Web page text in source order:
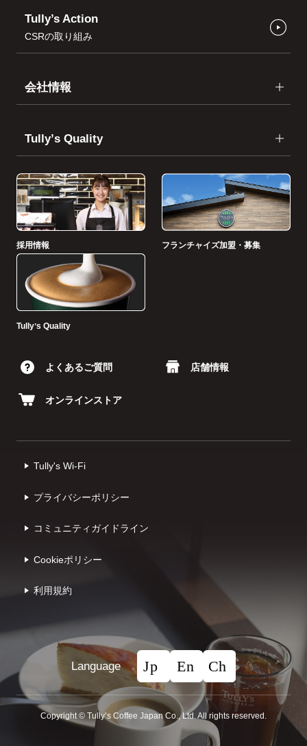
Tully’s Action
CSRの取り組み
会社情報
Tullyʼs Quality
採用情報 フランチャイズ加盟・募集
Tullyʼs Quality
よくあるご質問 店舗情報
オンラインストア
Tully's Wi-Fi
プライバシーポリシー
コミュニティガイドライン
Cookieポリシー
利⽤規約
Language
Copyright © Tullyʼs Coffee Japan Co., Ltd. All rights reserved.